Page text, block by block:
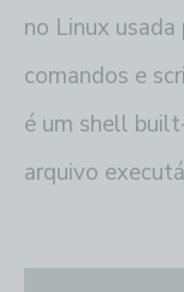
no Linux
comandos e
é um shell
arquivo